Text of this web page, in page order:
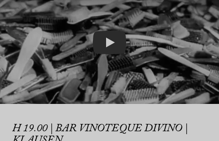
H 19.00 | BAR VINOTEQUE DIVINO |